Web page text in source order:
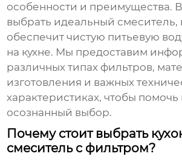
особенности и преимущества.
выбрать идеальный смеситель,
обеспечит чистую питьевую
на кухне. Мы предоставим
различных типах фильтров,
изготовления и важных
характеристиках, чтобы помочь
осознанный выбор.
Почему стоит выбрать
смеситель с фильтром?